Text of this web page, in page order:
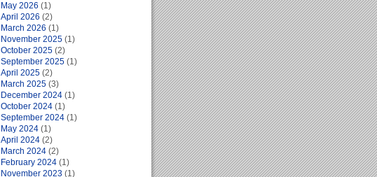
May 2026 (1)
April 2026 (2)
March 2026 (1)
November 2025 (1)
October 2025 (2)
September 2025 (1)
April 2025 (2)
March 2025 (3)
December 2024 (1)
October 2024 (1)
September 2024 (1)
May 2024 (1)
April 2024 (2)
March 2024 (2)
February 2024 (1)
November 2023 (1)